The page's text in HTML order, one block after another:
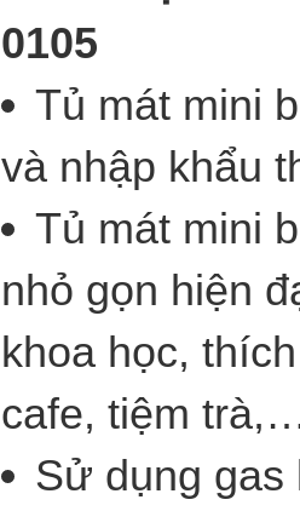
0105
Tủ mát mini
và nhập khẩu
Tủ mát mini
nhỏ gọn hiện
khoa học,
cafe, tiệm
Sử dụng gas